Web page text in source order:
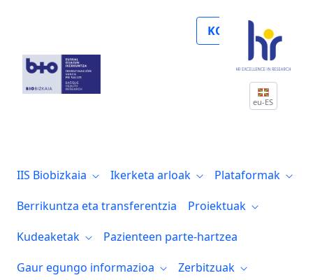
KOLABORATU
eu-ES
IIS Biobizkaia Ikerketa arloak
Plataformak
Berrikuntza eta transferentzia
Proiektuak
Kudeaketak
Pazienteen parte-hartzea
Gaur egungo informazioa
Zerbitzuak